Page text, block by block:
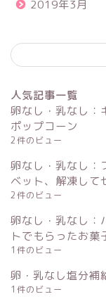
2019年3月
人気記事一覧
卵なし・乳なし：
ポップコーン
2件のビュー
卵なし・乳なし：
ベット、解凍して
2件のビュー
卵なし・乳なし：
トでもらったお菓
1件のビュー
卵・乳なし塩分補
1件のビュー